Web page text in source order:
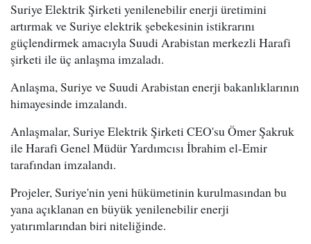
Suriye Elektrik Şirketi yenilenebilir enerji üretimini
artırmak ve Suriye elektrik şebekesinin istikrarını
güçlendirmek amacıyla Suudi Arabistan merkezli Harafi
şirketi ile üç anlaşma imzaladı.
Anlaşma, Suriye ve Suudi Arabistan enerji bakanlıklarının
himayesinde imzalandı.
Anlaşmalar, Suriye Elektrik Şirketi CEO'su Ömer Şakruk
ile Harafi Genel Müdür Yardımcısı İbrahim el-Emir
tarafından imzalandı.
Projeler, Suriye'nin yeni hükümetinin kurulmasından bu
yana açıklanan en büyük yenilenebilir enerji
yatırımlarından biri niteliğinde.